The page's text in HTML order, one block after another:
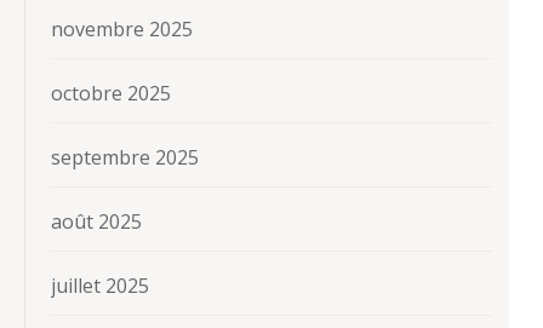
novembre 2025
octobre 2025
septembre 2025
août 2025
juillet 2025